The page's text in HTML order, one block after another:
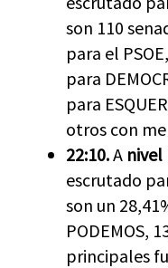
son 110
para el
para
para
otros con
22:10.A nivel
escrutado
son un
PODEMOS,
principales